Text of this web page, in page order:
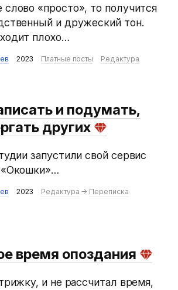
«просто», то получится
и дружеский тон.
плохо…
2023 Платные посты Редактура
и подумать,
других
запустили свой сервис
«Окошки»…
2023 Редактура → Переписка
время опоздания
и не рассчитал время,